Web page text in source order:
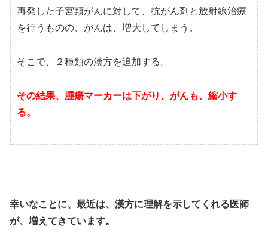
再発した子宮頸がんに対して、抗がん剤と放射線治療
を行うものの、がんは、増大してしまう。
そこで、２種類の漢方を追加する。
その結果、腫瘍マーカーは下がり、がんも、縮小す
る。
幸いなことに、最近は、漢方に理解を示してくれる医師
が、増えてきています。